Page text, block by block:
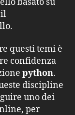
il
questi temi è
confidenza
python.
discipline
uno dei
per